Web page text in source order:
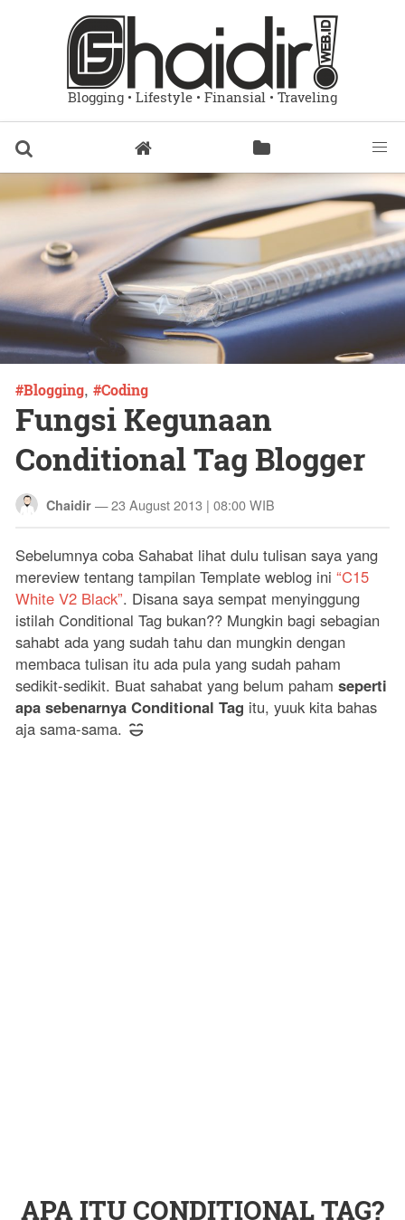
Blogging • Lifestyle • Finansial • Traveling
Blogging, Coding
Fungsi Kegunaan
Conditional Tag Blogger
Chaidir —23 August 2013 | 08:00 WIB
Sebelumnya coba Sahabat lihat dulu tulisan saya yang
mereview tentang tampilan Template weblog ini “C15
White V2 Black”. Disana saya sempat menyinggung
istilah Conditional Tag bukan?? Mungkin bagi sebagian
sahabt ada yang sudah tahu dan mungkin dengan
membaca tulisan itu ada pula yang sudah paham
sedikit-sedikit. Buat sahabat yang belum paham seperti
apa sebenarnya Conditional Tag itu, yuuk kita bahas
aja sama-sama.
APA ITU CONDITIONAL TAG?